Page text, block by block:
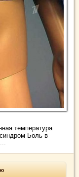
температура
Боль в